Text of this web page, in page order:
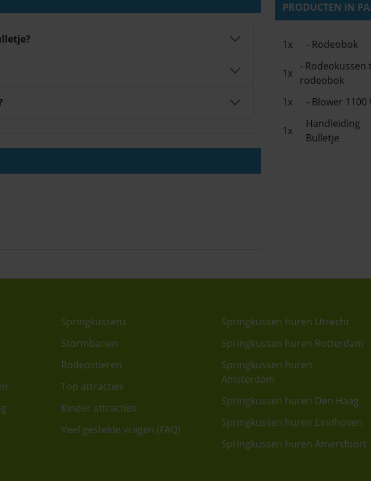
PRODUCTEN IN
1x - Rodeobok
1x
- Rodeokussen
rodeobok
1x - Blower 1100
1x
Handleiding
Bulletje
Springkussens
Stormbanen
Rodeostieren
Top attracties
Kinder attracties
Veel gestelde vragen (FAQ)
Springkussen huren Utrecht
Springkussen huren Rotterdam
Springkussen huren
Amsterdam
Springkussen huren Den Haag
Springkussen huren Eindhoven
Springkussen huren Amersfoort